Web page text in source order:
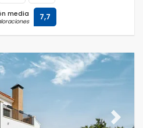
media 7,7
Next